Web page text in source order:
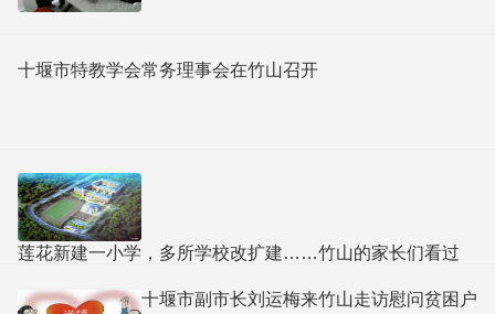
十堰市特教学会常务理事会在竹山召开
莲花新建一小学，多所学校改扩建……竹山的家长们看过
十堰市副市长刘运梅来竹山走访慰问贫困户